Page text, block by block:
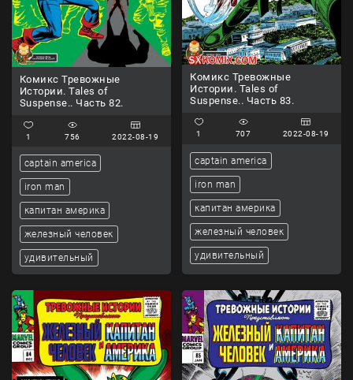
Комикс Тревожные
Истории. Tales of
Suspense.. Часть 82.
1 756 2022-08-19
captain america
iron man
капитан америка
железный человек
удивительный
Комикс Тревожные
Истории. Tales of
Suspense.. Часть 83.
1 707 2022-08-19
captain america
iron man
капитан америка
железный человек
удивительный